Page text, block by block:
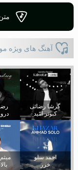
آهنگ های ویژه
گرشا رضائی
کبوتر امّید
احمد سلو
خزر